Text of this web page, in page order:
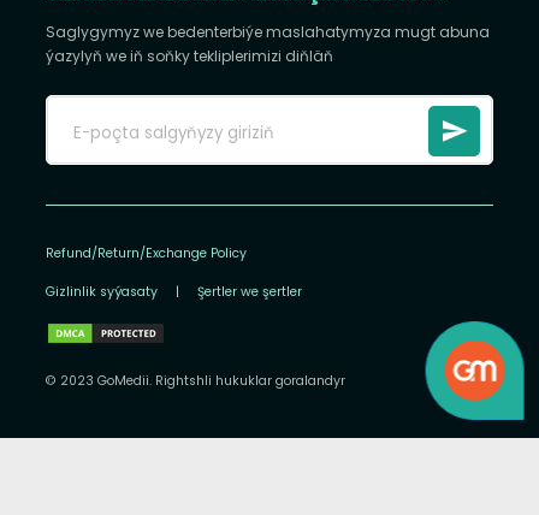
Saglygymyz we bedenterbiýe maslahatymyza mugt abuna
ýazylyň we iň soňky tekliplerimizi diňläň
Refund/Return/Exchange Policy
Gizlinlik syýasaty | Şertler we şertler
© 2023 GoMedii. Rightshli hukuklar goralandyr